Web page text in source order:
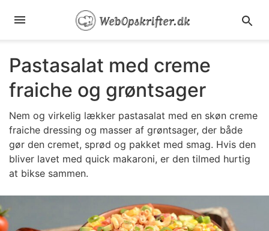
Pastasalat med creme
fraiche og grøntsager
Nem og virkelig lækker pastasalat med en skøn creme
fraiche dressing og masser af grøntsager, der både
gør den cremet, sprød og pakket med smag. Hvis den
bliver lavet med quick makaroni, er den tilmed hurtig
at bikse sammen.